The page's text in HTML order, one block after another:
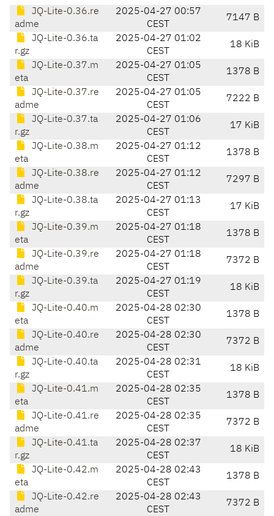
JQ-Lite-0.36.re
adme
2025-04-27 00:57
CEST
7147 B
JQ-Lite-0.36.ta
r.gz
2025-04-27 01:02
CEST
18 KiB
JQ-Lite-0.37.m
eta
2025-04-27 01:05
CEST
1378 B
JQ-Lite-0.37.re
adme
2025-04-27 01:05
CEST
7222 B
JQ-Lite-0.37.ta
r.gz
2025-04-27 01:06
CEST
17 KiB
JQ-Lite-0.38.m
eta
2025-04-27 01:12
CEST
1378 B
JQ-Lite-0.38.re
adme
2025-04-27 01:12
CEST
7297 B
JQ-Lite-0.38.ta
r.gz
2025-04-27 01:13
CEST
17 KiB
JQ-Lite-0.39.m
eta
2025-04-27 01:18
CEST
1378 B
JQ-Lite-0.39.re
adme
2025-04-27 01:18
CEST
7372 B
JQ-Lite-0.39.ta
r.gz
2025-04-27 01:19
CEST
18 KiB
JQ-Lite-0.40.m
eta
2025-04-28 02:30
CEST
1378 B
JQ-Lite-0.40.re
adme
2025-04-28 02:30
CEST
7372 B
JQ-Lite-0.40.ta
r.gz
2025-04-28 02:31
CEST
18 KiB
JQ-Lite-0.41.m
eta
2025-04-28 02:35
CEST
1378 B
JQ-Lite-0.41.re
adme
2025-04-28 02:35
CEST
7372 B
JQ-Lite-0.41.ta
r.gz
2025-04-28 02:37
CEST
18 KiB
JQ-Lite-0.42.m
eta
2025-04-28 02:43
CEST
1378 B
JQ-Lite-0.42.re
adme
2025-04-28 02:43
CEST
7372 B